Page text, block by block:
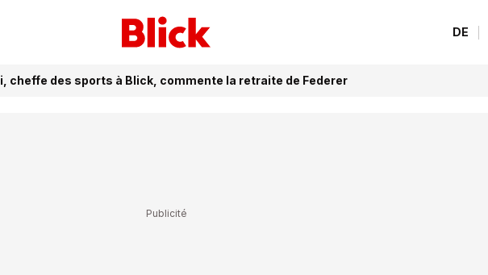
DE
cheffe des sports à Blick, commente la retraite de Federer